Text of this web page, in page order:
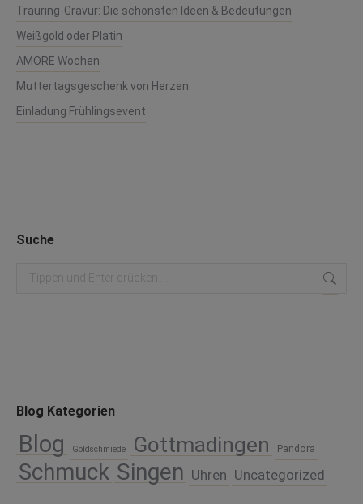
Trauring-Gravur: Die schönsten Ideen & Bedeutungen
Weißgold oder Platin
AMORE Wochen
Muttertagsgeschenk von Herzen
Einladung Frühlingsevent
Suche
Search:
Blog Kategorien
Blog Goldschmiede Gottmadingen Pandora
Schmuck Singen Uhren Uncategorized